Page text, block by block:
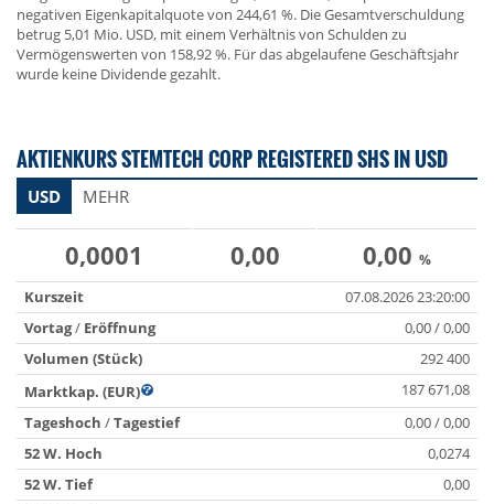
negativen Eigenkapitalquote von 244,61 %. Die Gesamtverschuldung
betrug 5,01 Mio. USD, mit einem Verhältnis von Schulden zu
Vermögenswerten von 158,92 %. Für das abgelaufene Geschäftsjahr
wurde keine Dividende gezahlt.
AKTIENKURS STEMTECH CORP REGISTERED SHS IN USD
USD MEHR
0,0001 0,00 0,00 %
Kurszeit
07.08.2026 23:20:00
Vortag/ Eröffnung
0,00 / 0,00
Volumen (Stück)
292 400
Marktkap. (EUR)
187 671,08
Tageshoch /Tagestief
0,00 / 0,00
52 W. Hoch
0,0274
52 W. Tief
0,00